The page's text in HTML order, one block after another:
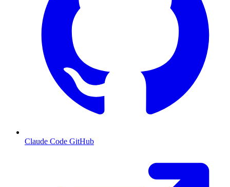
Claude Code GitHub